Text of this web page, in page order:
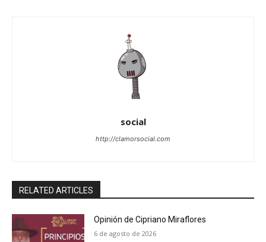
social
http://clamorsocial.com
RELATED ARTICLES
Opinión de Cipriano Miraflores
6 de agosto de 2026